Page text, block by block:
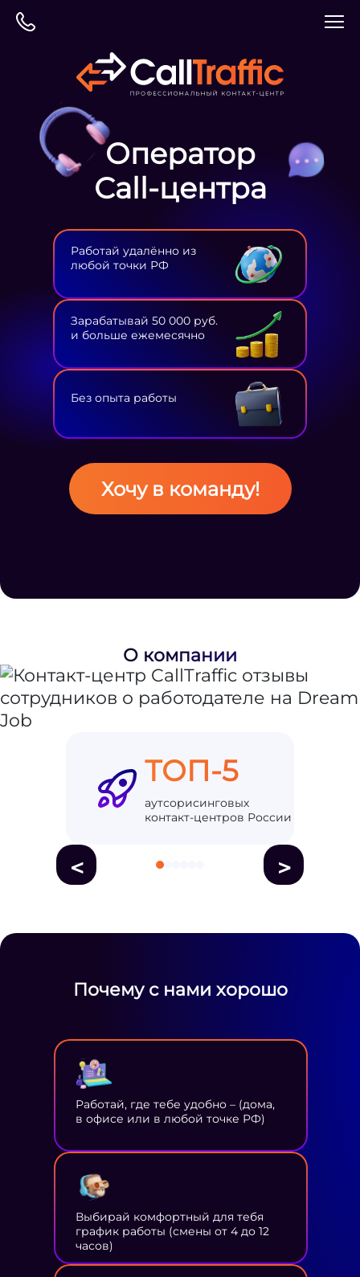
Оператор
Сall-центра
Работай удалённо из
любой точки РФ
Зарабатывай 50 000 руб.
и больше ежемесячно
Без опыта работы
Хочу в команду!
О компании
ТОП-5
аутсорисинговых
контакт-центров России
< >
Почему с нами хорошо
Работай, где тебе удобно – (дома,
в офисе или в любой точке РФ)
Выбирай комфортный для тебя
график работы (смены от 4 до 12
часов)